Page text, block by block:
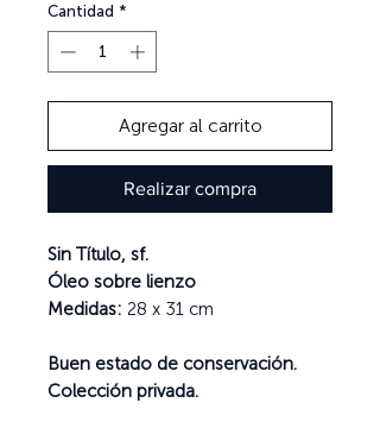
Cantidad *
Agregar al carrito
Realizar compra
Sin Título, sf.
Óleo sobre lienzo
Medidas: 28 x 31 cm
Buen estado de conservación.
Colección privada.